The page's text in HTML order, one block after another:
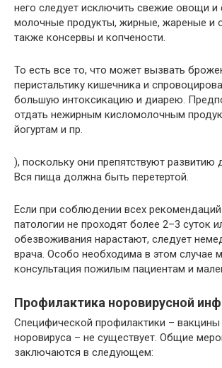
него следует исключить свежие овощи и
молочные продукты, жирные, жареные и
также консервы и копчености.
То есть все то, что может вызвать
перистальтику кишечника и
большую интоксикацию и диарею.
отдать нежирным кисломолочным
йогуртам и пр.
), поскольку они препятствуют развитию
Вся пища должна быть перетертой.
Если при соблюдении всех
патологии не проходят более 2–3 суток
обезвоживания нарастают, следует
врача. Особо необходима в этом случае
консультация пожилым пациентам и
Профилактика норовирусной
Специфической профилактики – вакцины
норовируса – не существует. Общие
заключаются в следующем: